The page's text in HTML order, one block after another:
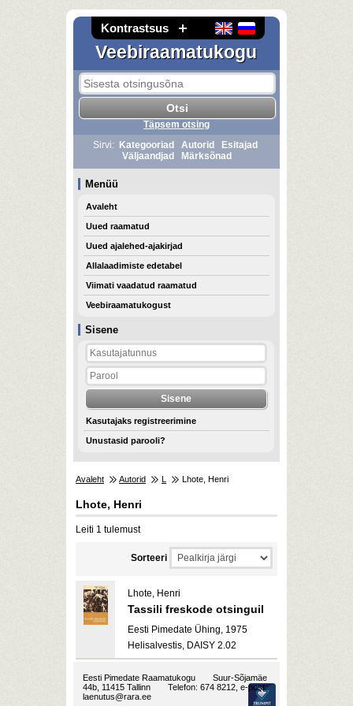
Kontrastsus
Veebiraamatukogu
Sisene
Kasutajaks registreerimine
Unustasid parooli?
Täpsem otsing
Sirvi:
Kategooriad Autorid
Esitajad
Väljaandjad
Märksõnad
Menüü
Avaleht
Uued raamatud
Uued ajalehed-ajakirjad
Allalaadimiste edetabel
Viimati vaadatud raamatud
Veebiraamatukogust
Avaleht Autorid L Lhote, Henri
Lhote, Henri
Leiti 1 tulemust
Sorteeri
Lhote, Henri
Tassili freskode otsinguil
Eesti Pimedate Ühing, 1975
Helisalvestis, DAISY 2.02
Eesti Pimedate Raamatukogu
Suur-Sõjamäe
44b, 11415 Tallinn
Telefon: 674 8212, e-post:
laenutus@rara.ee